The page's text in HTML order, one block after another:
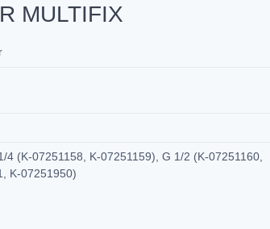
MULTIFIX
4 (K-07251158, K-07251159), G 1/2 (K-07251160,
K-07251950)